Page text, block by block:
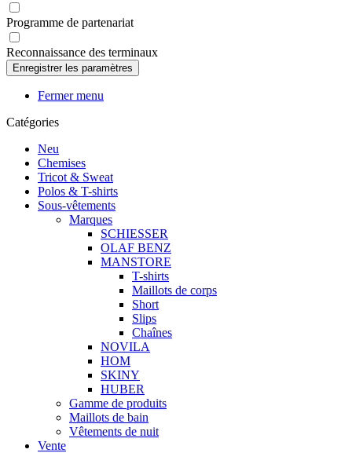
Programme de partenariat
Reconnaissance des terminaux
Fermer menu
Catégories
Neu
Chemises
Tricot & Sweat
Polos & T-shirts
Sous-vêtements
Marques
SCHIESSER
OLAF BENZ
MANSTORE
T-shirts
Maillots de corps
Short
Slips
Chaînes
NOVILA
HOM
SKINY
HUBER
Gamme de produits
Maillots de bain
Vêtements de nuit
Vente